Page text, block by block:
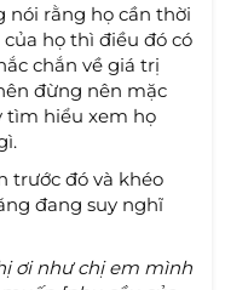
nói rằng họ cần thời
họ thì điều đó có
chắn về giá trị
đừng nên mặc
tìm hiểu xem họ
trước đó và khéo
đang suy nghĩ
ơi như chị em mình